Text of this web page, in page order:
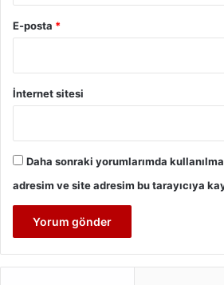
E-posta *
İnternet sitesi
Daha sonraki yorumlarımda
adresim ve site adresim bu tarayıcıya